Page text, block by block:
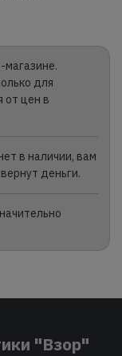
магазине.
для
от цен в
в наличии, вам
деньги.
"Взор"